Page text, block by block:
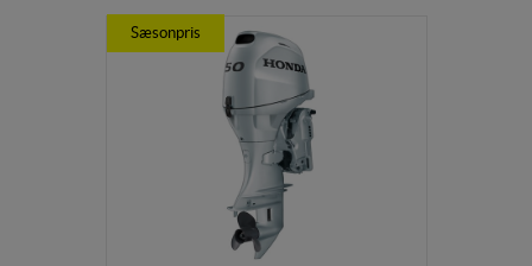
Sæsonpris